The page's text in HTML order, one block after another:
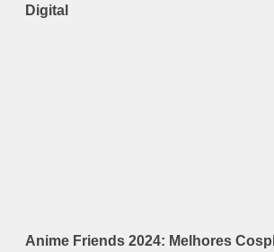
Digital
Anime Friends 2024: Melhores